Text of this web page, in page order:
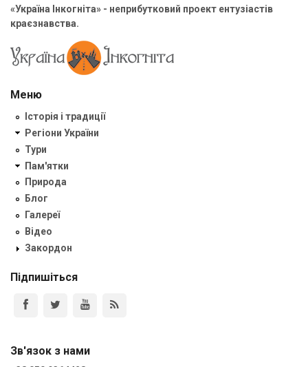
«Україна Інкогніта» - неприбутковий проект ентузіастів
краєзнавства.
Меню
Історія і традиції
Регіони України
Тури
Пам'ятки
Природа
Блог
Галереї
Відео
Закордон
Підпишіться
Зв'язок з нами